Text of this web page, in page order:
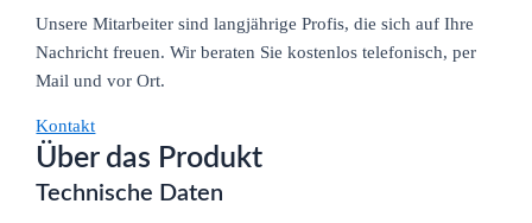
Unsere Mitarbeiter sind langjährige Profis, die sich auf Ihre
Nachricht freuen. Wir beraten Sie kostenlos telefonisch, per
Mail und vor Ort.
Kontakt
Über das Produkt
Technische Daten